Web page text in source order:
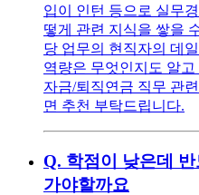
입이 인턴 등으로 실무
떻게 관련 지식을 쌓을
당 업무의 현직자의 데
역량은 무엇인지도 알
자금/퇴직연금 직무 관
면 추천 부탁드립니다.
Q. 학점이 낮은데
가야할까요